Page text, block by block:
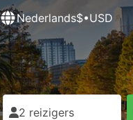
Nederlands$•USD
2 reizigers